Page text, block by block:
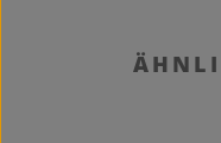
Produktgalerie